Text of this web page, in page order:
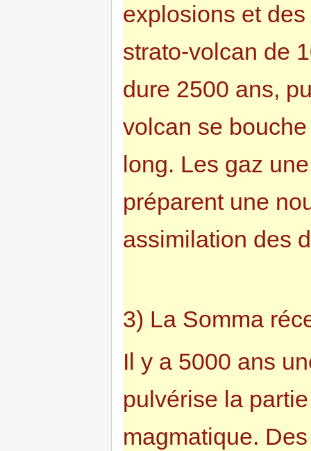
explosions et
strato-volcan de
dure 2500 ans,
volcan se
long. Les gaz
préparent une
assimilation des
3) La Somma
Il y a 5000 ans
pulvérise la
magmatique.